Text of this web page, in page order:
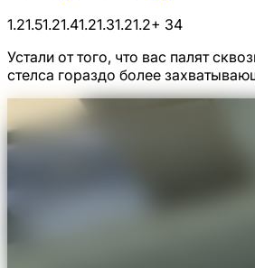
1.21.51.21.41.21.31.21.2+ 34
Устали от того, что вас палят
стелса гораздо более